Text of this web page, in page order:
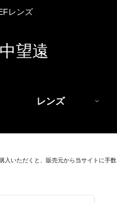
レンズ
望遠
レンズ
入いただくと、販売元から当サイトに手数